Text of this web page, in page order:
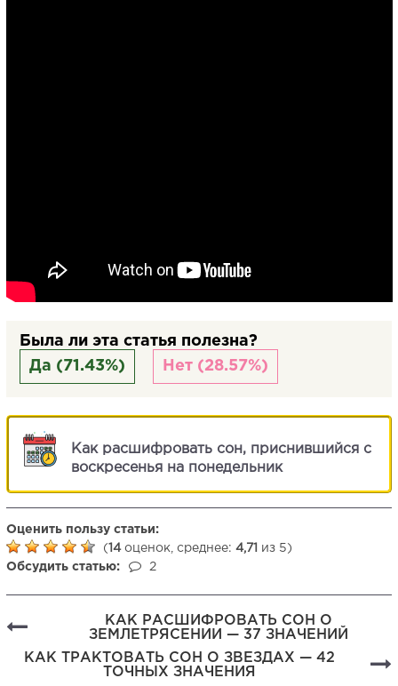
Была ли эта статья полезна?
Да (71.43%)
Нет (28.57%)
Как расшифровать сон, приснившийся с
воскресенья на понедельник
Оценить пользу статьи:
( 14оценок, среднее: 4,71
из 5)
Обсудить статью:
2
КАК РАСШИФРОВАТЬ СОН О
ЗЕМЛЕТРЯСЕНИИ — 37 ЗНАЧЕНИЙ
КАК ТРАКТОВАТЬ СОН О ЗВЕЗДАХ — 42
ТОЧНЫХ ЗНАЧЕНИЯ